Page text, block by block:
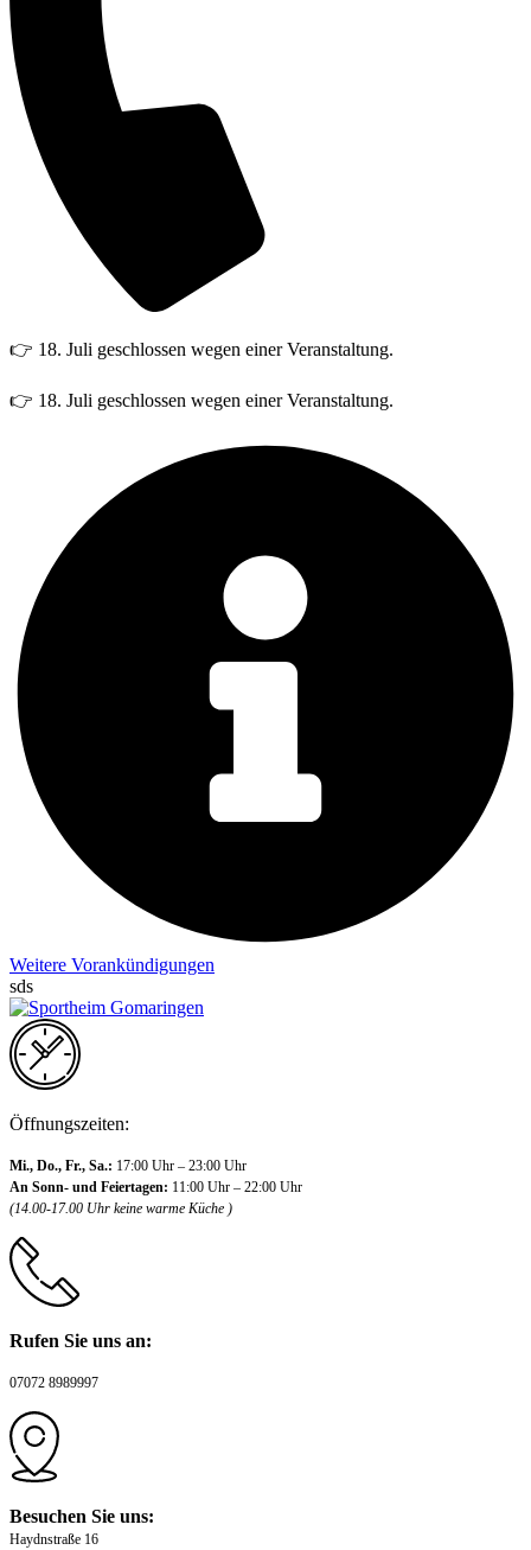
👉 18. Juli geschlossen wegen einer Veranstaltung.
👉 18. Juli geschlossen wegen einer Veranstaltung.
Weitere Vorankündigungen
sds
Öffnungszeiten:
Mi., Do., Fr., Sa.: 17:00 Uhr – 23:00 Uhr
An Sonn- und Feiertagen: 11:00 Uhr – 22:00 Uhr
(14.00-17.00 Uhr keine warme Küche )
Rufen Sie uns an:
07072 8989997
Besuchen Sie uns:
Haydnstraße 16